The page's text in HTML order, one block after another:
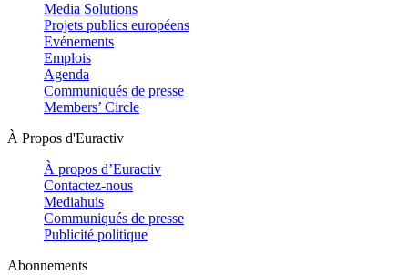
Media Solutions
Projets publics européens
Evénements
Emplois
Agenda
Communiqués de presse
Members’ Circle
À Propos d'Euractiv
À propos d’Euractiv
Contactez-nous
Mediahuis
Communiqués de presse
Publicité politique
Abonnements